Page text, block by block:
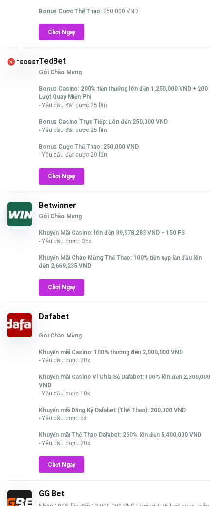
Bonus Cược Thể Thao: 250,000 VND
Chơi Ngay
TedBet
Gói Chào Mừng
Bonus Casino: 200% tiền thưởng lên đến 1,250,000 VND + 200
Lượt Quay Miễn Phí
- Yêu cầu đặt cược 25 lần
Bonus Casino Trực Tiếp: Lên đến 250,000 VND
- Yêu cầu đặt cược 25 lần
Bonus Cược Thể Thao: 250,000 VND
- Yêu cầu đặt cược 20 lần
Chơi Ngay
Betwinner
Gói Chào Mừng
Khuyến Mãi Casino: lên đến 39,978,283 VND + 150 FS
- Yêu cầu cược: 35x
Khuyến Mãi Chào Mừng Thể Thao: 100% tiền nạp lần đầu lên
đến 2,669,235 VND
Chơi Ngay
Dafabet
Gói Chào Mừng
Khuyến mãi Casino: 100% thưởng đến 2,000,000 VND
- Yêu cầu cược 20x
Khuyến mãi Casino Ví Chia Sẻ Dafabet: 100% lên đến 2,300,000
VND
- Yêu cầu cược 10x
Khuyến mãi Đăng Ký Dafabet (Thể Thao): 200,000 VND
- Yêu cầu cược 5x
Khuyến mãi Thể Thao Dafabet: 260% lên đến 5,400,000 VND
- Yêu cầu cược 20x
Chơi Ngay
GG Bet